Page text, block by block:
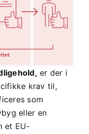
er der i
krav til,
som
eller en
et EU-